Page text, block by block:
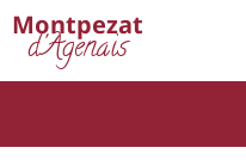
Montpezat
d'Agenais
Cookies management panel